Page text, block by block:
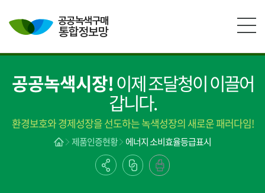
공공녹색시장!이제 조달청이 이끌어
갑니다.
환경보호와 경제성장을 선도하는 녹색성장의 새로운 패러다임!
제품인증현황 에너지 소비효율등급표시